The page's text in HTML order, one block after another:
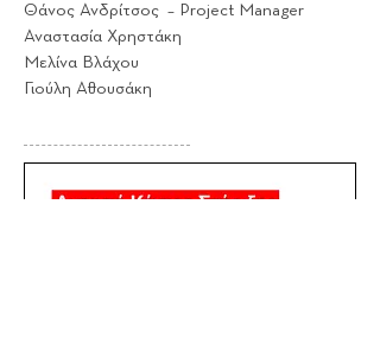
Θάνος Ανδρίτσος – Project Manager
Αναστασία Χρηστάκη
Μελίνα Βλάχου
Γιούλη Αθουσάκη